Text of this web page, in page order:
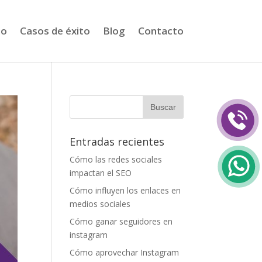
Casos de éxito Blog Contacto
Entradas recientes
Cómo las redes sociales
impactan el SEO
Cómo influyen los enlaces en
medios sociales
Cómo ganar seguidores en
instagram
Cómo aprovechar Instagram